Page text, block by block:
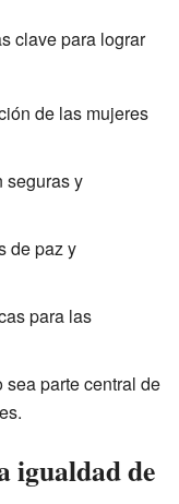
clave para lograr
de las mujeres
seguras y
de paz y
para las
parte central de
igualdad de